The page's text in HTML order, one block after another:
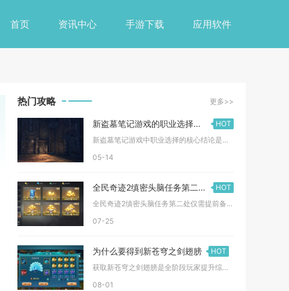
首页 资讯中心 手游下载 应用软件
热门攻略 更多>>
新盗墓笔记游戏的职业选择要点有哪些
HOT
新盗墓笔记游戏中职业选择的核心结论是职业定位需紧密贴合玩家偏...
05-14
全民奇迹2缜密头脑任务第二处需要准备什么工具
HOT
全民奇迹2缜密头脑任务第二处仅需提前备好亚特兰蒂斯区域传送卷...
07-25
为什么要得到新苍穹之剑翅膀
HOT
获取新苍穹之剑翅膀是全阶段玩家提升综合战力、优化PVP与副本...
08-01